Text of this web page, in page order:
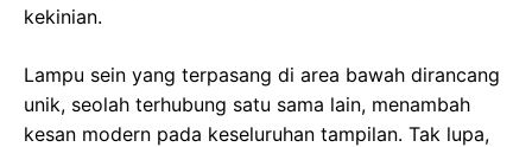
kekinian.
Lampu sein yang terpasang di area bawah dirancang
unik, seolah terhubung satu sama lain, menambah
kesan modern pada keseluruhan tampilan. Tak lupa,